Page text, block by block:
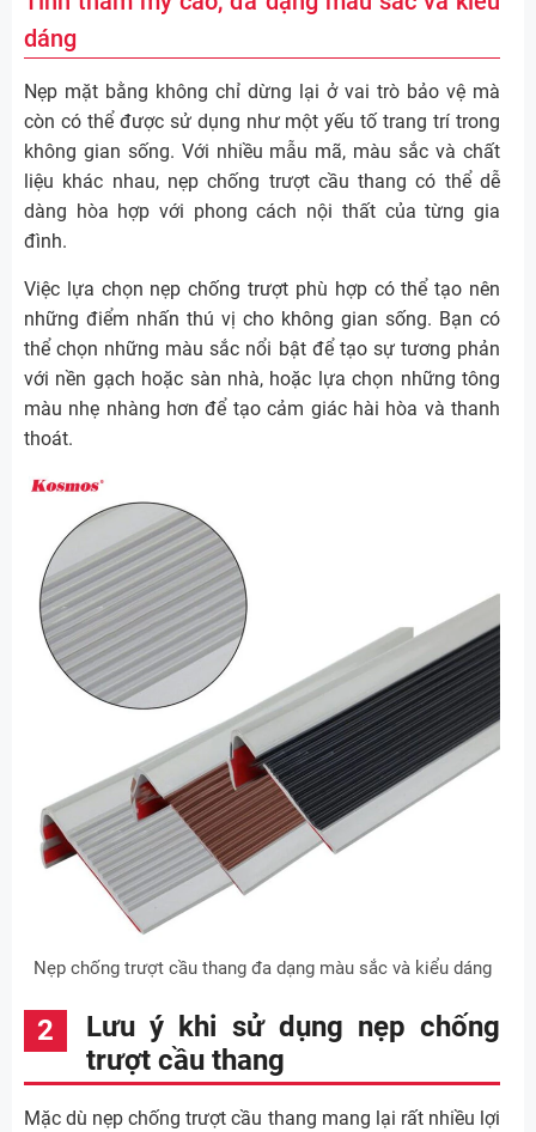
dáng
Nẹp mặt bằng không chỉ dừng lại ở vai trò bảo vệ mà
còn có thể được sử dụng như một yếu tố trang trí trong
không gian sống. Với nhiều mẫu mã, màu sắc và chất
liệu khác nhau, nẹp chống trượt cầu thang có thể dễ
dàng hòa hợp với phong cách nội thất của từng gia
đình.
Việc lựa chọn nẹp chống trượt phù hợp có thể tạo nên
những điểm nhấn thú vị cho không gian sống. Bạn có
thể chọn những màu sắc nổi bật để tạo sự tương phản
với nền gạch hoặc sàn nhà, hoặc lựa chọn những tông
màu nhẹ nhàng hơn để tạo cảm giác hài hòa và thanh
thoát.
Nẹp chống trượt cầu thang đa dạng màu sắc và kiểu dáng
Lưu ý khi sử dụng nẹp chống
trượt cầu thang
Mặc dù nẹp chống trượt cầu thang mang lại rất nhiều lợi